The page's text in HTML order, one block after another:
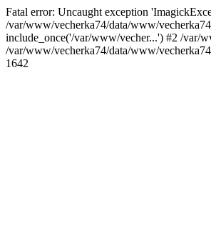
Fatal error: Uncaught exception
/var/www/vecherka74/data/www/
include_once('/var/www/vecher...') #2 /var/
/var/www/vecherka74/data/www/
1642